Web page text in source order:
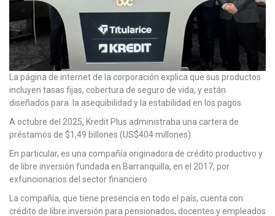
La página de internet de la corporación explica que sus productos
incluyen tasas fijas, cobertura de seguro de vida, y están
diseñados para la asequibilidad y la estabilidad en los pagos.
A octubre del 2025, Kredit Plus administraba una cartera de
préstamos de $1,49 billones (US$404 millones).
En particular, es una compañía originadora de crédito productivo y
de libre inversión fundada en Barranquilla, en el 2017, por
exfuncionarios del sector financiero.
La compañía, que tiene presencia en todo el país, cuenta con
crédito de libre inversión para pensionados, docentes y empleados